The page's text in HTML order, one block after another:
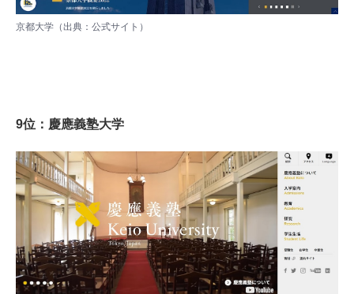
京都大学（出典： 公式サイト ）
9位：慶應義塾大学